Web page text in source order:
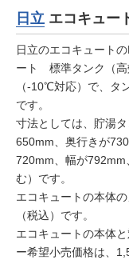
日立 エコキュー
日立のエコキュート
ート 標準タンク（高
（-10℃対応）で、タ
です。
寸法としては、貯湯
650mm、奥行きが
720mm、幅が792mm
む）です。
エコキュートの本体
（税込）です。
エコキュートの本体
ー希望小売価格は、